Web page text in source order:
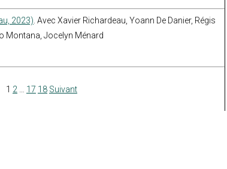
2023) . Avec Xavier Richardeau, Yoann De Danier, Régis
Montana, Jocelyn Ménard
1 2 17 18 Suivant